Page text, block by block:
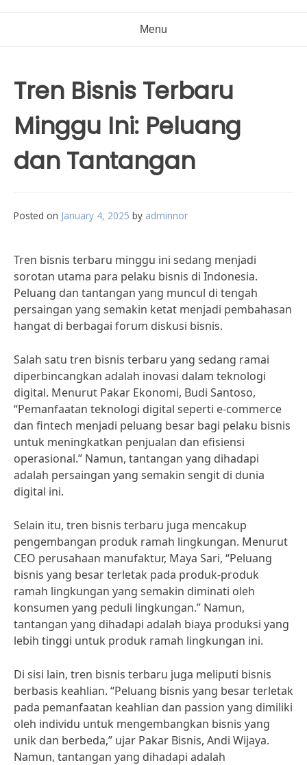
Menu
Tren Bisnis Terbaru
Minggu Ini: Peluang
dan Tantangan
Posted on January 4, 2025 by adminnor
Tren bisnis terbaru minggu ini sedang menjadi
sorotan utama para pelaku bisnis di Indonesia.
Peluang dan tantangan yang muncul di tengah
persaingan yang semakin ketat menjadi pembahasan
hangat di berbagai forum diskusi bisnis.
Salah satu tren bisnis terbaru yang sedang ramai
diperbincangkan adalah inovasi dalam teknologi
digital. Menurut Pakar Ekonomi, Budi Santoso,
“Pemanfaatan teknologi digital seperti e-commerce
dan fintech menjadi peluang besar bagi pelaku bisnis
untuk meningkatkan penjualan dan efisiensi
operasional.” Namun, tantangan yang dihadapi
adalah persaingan yang semakin sengit di dunia
digital ini.
Selain itu, tren bisnis terbaru juga mencakup
pengembangan produk ramah lingkungan. Menurut
CEO perusahaan manufaktur, Maya Sari, “Peluang
bisnis yang besar terletak pada produk-produk
ramah lingkungan yang semakin diminati oleh
konsumen yang peduli lingkungan.” Namun,
tantangan yang dihadapi adalah biaya produksi yang
lebih tinggi untuk produk ramah lingkungan ini.
Di sisi lain, tren bisnis terbaru juga meliputi bisnis
berbasis keahlian. “Peluang bisnis yang besar terletak
pada pemanfaatan keahlian dan passion yang dimiliki
oleh individu untuk mengembangkan bisnis yang
unik dan berbeda,” ujar Pakar Bisnis, Andi Wijaya.
Namun, tantangan yang dihadapi adalah